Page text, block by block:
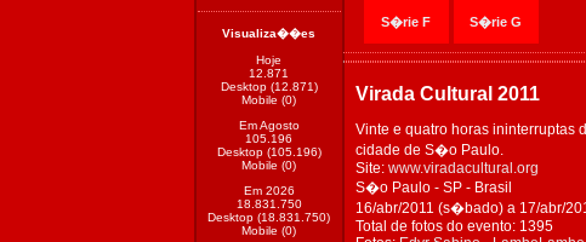
Visualiza��es
Hoje
12.871
Desktop (12.871)
Mobile (0)
Em Agosto
105.196
Desktop (105.196)
Mobile (0)
Em 2026
18.831.750
Desktop (18.831.750)
Mobile (0)
S�rie F S�rie G
Virada Cultural 2011
Vinte e quatro horas
cidade de S�o Paulo.
Site: www.viradacultural.org
S�o Paulo - SP - Brasil
16/abr/2011 (s�bado) a 17/abr/
Total de fotos do evento: 1395